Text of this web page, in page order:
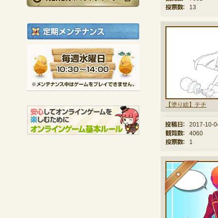
定期メンテナンス
毎週水曜日 10:30
※メンテナンス中は
投票数：
13
【塗り絵】テチ
投稿日：
2017-10-
観覧数：
4060
投票数：
1